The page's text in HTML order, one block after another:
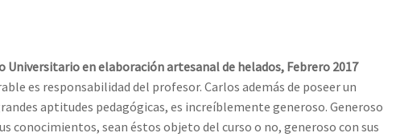
Universitario en elaboración artesanal de helados, Febrero 2017
es responsabilidad del profesor. Carlos además de poseer un
aptitudes pedagógicas, es increíblemente generoso. Generoso
conocimientos, sean éstos objeto del curso o no, generoso con sus